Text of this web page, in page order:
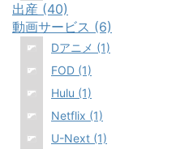
出産 (40)
動画サービス (6)
Dアニメ (1)
FOD (1)
Hulu (1)
Netflix (1)
U-Next (1)